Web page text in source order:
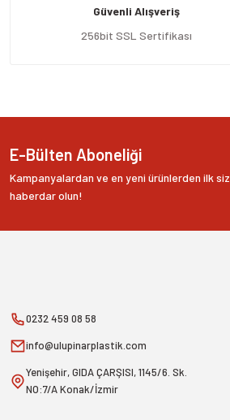
Güvenli Alışveriş
256bit SSL Sertifikası
E-Bülten Aboneliği
Kampanyalardan ve en yeni ürünlerden ilk siz
haberdar olun!
0232 459 08 58
info@ulupinarplastik.com
Yenişehir, GIDA ÇARŞISI, 1145/6. Sk.
NO:7/A Konak/İzmir